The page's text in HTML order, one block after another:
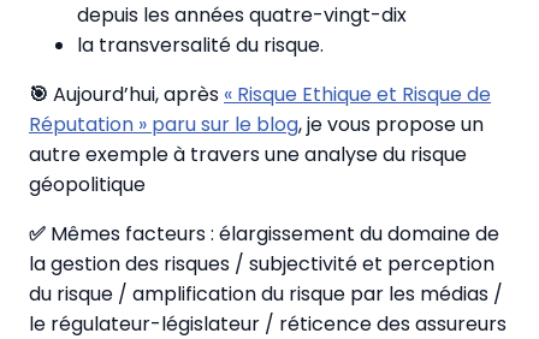
depuis les années quatre-vingt-dix
la transversalité du risque.
🎯 Aujourd’hui, après « Risque Ethique et Risque de
Réputation » paru sur le blog, je vous propose un
autre exemple à travers une analyse du risque
géopolitique
✅ Mêmes facteurs : élargissement du domaine de
la gestion des risques / subjectivité et perception
du risque / amplification du risque par les médias /
le régulateur-législateur / réticence des assureurs